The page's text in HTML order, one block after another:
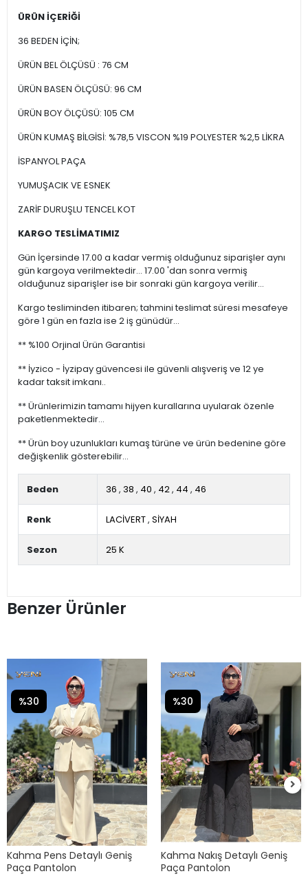
ÜRÜN İÇERİĞİ
36 BEDEN İÇİN;
ÜRÜN BEL ÖLÇÜSÜ : 76 CM
ÜRÜN BASEN ÖLÇÜSÜ: 96 CM
ÜRÜN BOY ÖLÇÜSÜ: 105 CM
ÜRÜN KUMAŞ BİLGİSİ: %78,5 VISCON %19 POLYESTER %2,5 LİKRA
İSPANYOL PAÇA
YUMUŞACIK VE ESNEK
ZARİF DURUŞLU TENCEL KOT
KARGO TESLİMATIMIZ
Gün İçersinde 17.00 a kadar vermiş olduğunuz siparişler aynı
gün kargoya verilmektedir... 17.00 'dan sonra vermiş
olduğunuz siparişler ise bir sonraki gün kargoya verilir...
Kargo tesliminden itibaren; tahmini teslimat süresi mesafeye
göre 1 gün en fazla ise 2 iş günüdür...
** %100 Orjinal Ürün Garantisi
** İyzico - İyzipay güvencesi ile güvenli alışveriş ve 12 ye
kadar taksit imkanı..
** Ürünlerimizin tamamı hijyen kurallarına uyularak özenle
paketlenmektedir...
** Ürün boy uzunlukları kumaş türüne ve ürün bedenine göre
değişkenlik gösterebilir...
Beden 36 , 38 , 40 , 42, 44 , 46
Renk LACİVERT, SİYAH
Sezon 25 K
Benzer Ürünler
Kahma Pens Detaylı Geniş
Paça Pantolon
%30
Kahma Nakış Detaylı Geniş
Paça Pantolon
%30